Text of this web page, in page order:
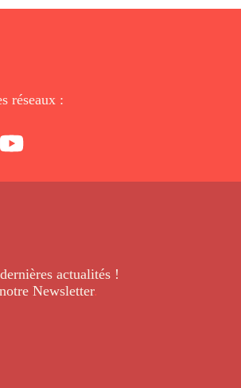
réseaux :
actualités !
Newsletter.